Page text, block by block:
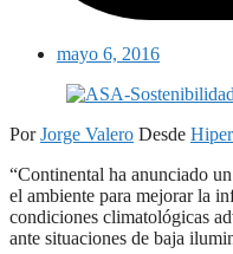
mayo 6, 2016
PorJorge Valero Desde
“Continental ha anunciado
el ambiente para mejorar la
condiciones climatológicas
ante situaciones de baja